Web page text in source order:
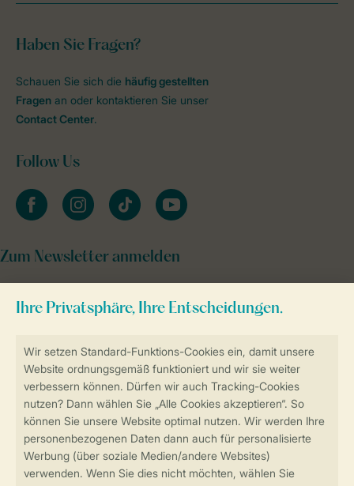
Sicher und schnell zur Online-Buchung
Sichere Datenübertragung
Sicheres Bezahlen
Haben Sie Fragen?
Schauen Sie sich die häufig gestellten
Fragen an oder kontaktieren Sie unser
Contact Center.
Follow Us
facebookinstagramtiktok youtube
Zum Newsletter anmelden